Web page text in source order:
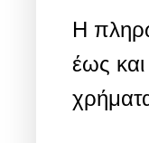
Η
έως